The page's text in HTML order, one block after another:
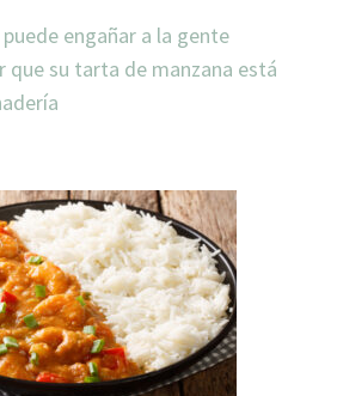
engañar a la gente
que su tarta de manzana está